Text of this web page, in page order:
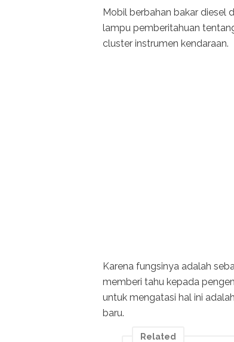
Mobil berbahan bakar diesel
lampu pemberitahuan
cluster instrumen kendaraan.
Karena fungsinya adalah
memberi tahu kepada
untuk mengatasi hal ini
baru.
Related